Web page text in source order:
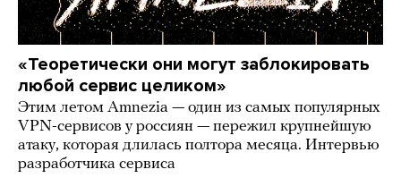
«Теоретически они могут заблокировать
любой сервис целиком»
Этим летом Amnezia — один из самых популярных
VPN-сервисов у россиян — пережил крупнейшую
атаку, которая длилась полтора месяца. Интервью
разработчика сервиса